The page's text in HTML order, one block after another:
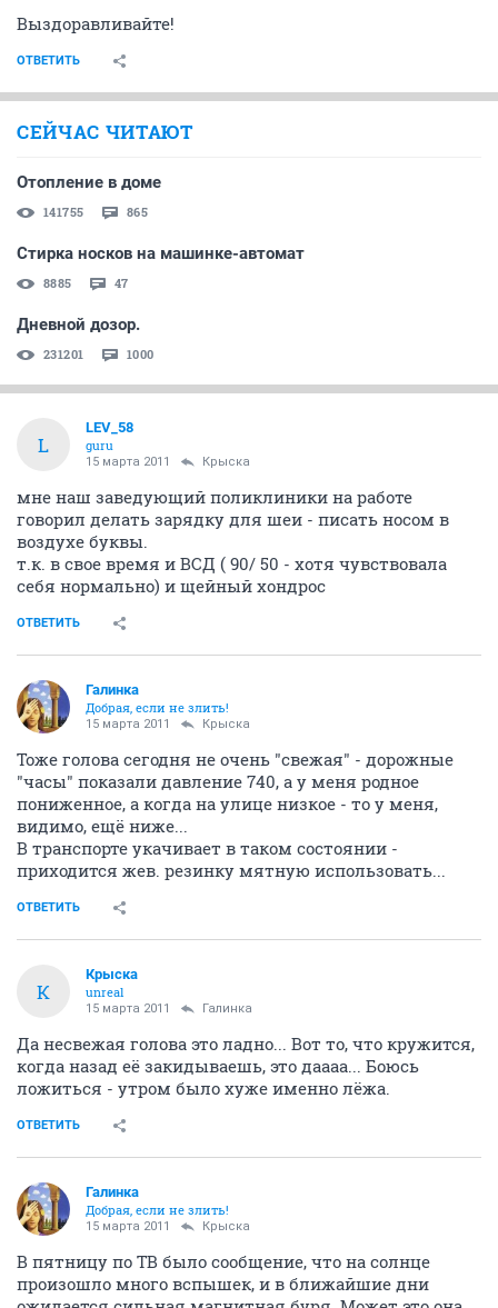
Выздоравливайте!
ОТВЕТИТЬ
СЕЙЧАС ЧИТАЮТ
Отопление в доме
141755 865
Стирка носков на машинке-автомат
8885 47
Дневной дозор.
231201 1000
L
LEV_58
guru
15 марта 2011 Крыска
мне наш заведующий поликлиники на работе
говорил делать зарядку для шеи - писать носом в
воздухе буквы.
т.к. в свое время и ВСД ( 90/ 50 - хотя чувствовала
себя нормально) и щейный хондрос
ОТВЕТИТЬ
Галинка
Добрая, если не злить!
15 марта 2011 Крыска
Тоже голова сегодня не очень "свежая" - дорожные
"часы" показали давление 740, а у меня родное
пониженное, а когда на улице низкое - то у меня,
видимо, ещё ниже...
В транспорте укачивает в таком состоянии -
приходится жев. резинку мятную использовать...
ОТВЕТИТЬ
К
Крыска
unreal
15 марта 2011 Галинка
Да несвежая голова это ладно... Вот то, что кружится,
когда назад её закидываешь, это даааа... Боюсь
ложиться - утром было хуже именно лёжа.
ОТВЕТИТЬ
Галинка
Добрая, если не злить!
15 марта 2011 Крыска
В пятницу по ТВ было сообщение, что на солнце
произошло много вспышек, и в ближайшие дни